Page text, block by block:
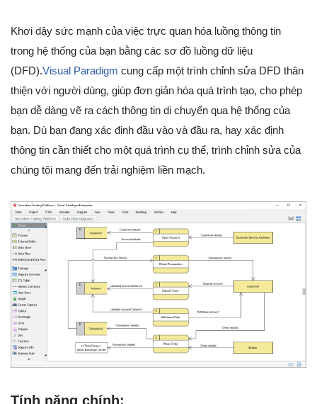
Khơi dậy sức mạnh của việc trực quan hóa luồng thông tin
trong hệ thống của bạn bằng các sơ đồ luồng dữ liệu
(DFD).Visual Paradigm cung cấp một trình chỉnh sửa DFD thân
thiện với người dùng, giúp đơn giản hóa quá trình tạo, cho phép
bạn dễ dàng vẽ ra cách thông tin di chuyển qua hệ thống của
bạn. Dù bạn đang xác định đầu vào và đầu ra, hay xác định
thông tin cần thiết cho một quá trình cụ thể, trình chỉnh sửa của
chúng tôi mang đến trải nghiệm liền mạch.
Tính năng chính: